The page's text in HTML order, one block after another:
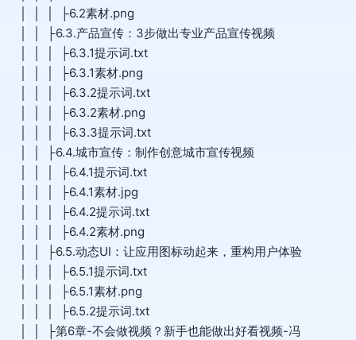
│ │ │ ├6.2素材.png
│ │ ├6.3.产品宣传：3步做出专业产品宣传视频
│ │ │ ├6.3.1提示词.txt
│ │ │ ├6.3.1素材.png
│ │ │ ├6.3.2提示词.txt
│ │ │ ├6.3.2素材.png
│ │ │ ├6.3.3提示词.txt
│ │ ├6.4.城市宣传：制作创意城市宣传视频
│ │ │ ├6.4.1提示词.txt
│ │ │ ├6.4.1素材.jpg
│ │ │ ├6.4.2提示词.txt
│ │ │ ├6.4.2素材.png
│ │ ├6.5.动态UI：让应用图标动起来，重构用户体验
│ │ │ ├6.5.1提示词.txt
│ │ │ ├6.5.1素材.png
│ │ │ ├6.5.2提示词.txt
│ │ ├第6章-不会做视频？新手也能做出好看视频-冯